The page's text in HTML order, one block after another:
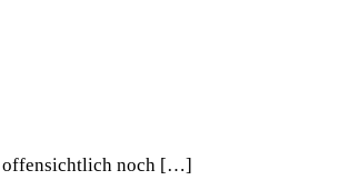
offensichtlich noch […]